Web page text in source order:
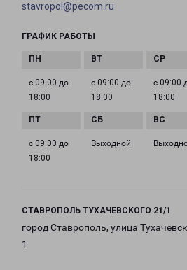
stavropol@pecom.ru
ГРАФИК РАБОТЫ
с 09:00 до
18:00
с 09:00 до
18:00
с 09:00
18:00
с 09:00 до
18:00
Выходной
СТАВРОПОЛЬ ТУХАЧЕВСКОГО 21/1
город Ставрополь, улица
1